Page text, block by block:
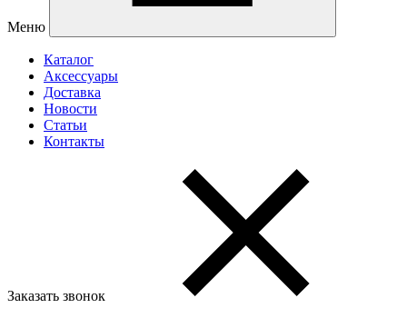
Меню
Каталог
Аксессуары
Доставка
Новости
Статьи
Контакты
Заказать звонок